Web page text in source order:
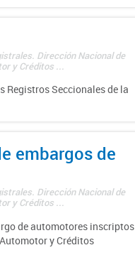
Dirección Nacional de
y Créditos ...
Registros Seccionales de la
embargos de
Dirección Nacional de
y Créditos ...
de automotores inscriptos
y Créditos